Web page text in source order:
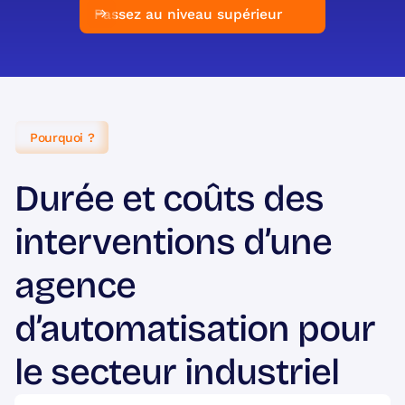
Passez au niveau supérieur
Pourquoi ?
Durée et coûts des
interventions d’une
agence
d’automatisation pour
le secteur industriel